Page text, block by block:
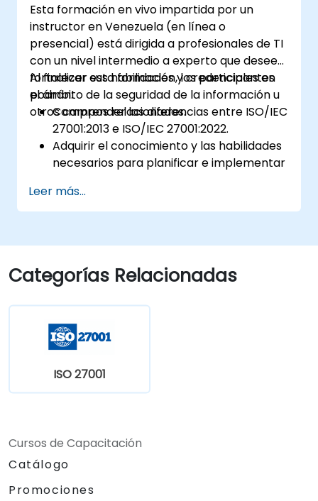
Esta formación en vivo impartida por un
instructor en Venezuela (en línea o
presencial) está dirigida a profesionales de TI
con un nivel intermedio a experto que deseen
fortalecer sus habilidades y credenciales en
el ámbito de la seguridad de la información u
otros campos relacionados.
Al finalizar esta formación, los participantes
podrán:
Comprender las diferencias entre ISO/IEC
27001:2013 e ISO/IEC 27001:2022.
Adquirir el conocimiento y las habilidades
necesarios para planificar e implementar
versión 2022 de manera eficiente.
Aplicar los conocimientos en escenarios
dentro de sus respectivas organizaciones.
Leer más...
Categorías Relacionadas
ISO 27001
Cursos de Capacitación
Catálogo
Promociones